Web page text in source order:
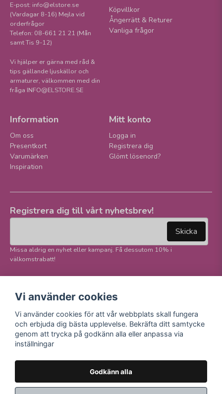
E-post: info@elstore.se
(Vardagar 8-16) Mejla vid
orderfrågor
Telefon: 08-661 21 21 (Mån
samt Tis 9-12)
Vi hjälper er gärna med råd &
tips gällande ljuskällor och
armaturer, välkommen med din
fråga INFO@ELSTORE.SE
Köpvillkor
Ångerrätt & Returer
Vanliga frågor
Information
Om oss
Presentkort
Varumärken
Inspiration
Mitt konto
Logga in
Registrera dig
Glömt lösenord?
Registrera dig till vårt nyhetsbrev!
Skicka
Missa aldrig en nyhet eller kampanj. Få dessutom 10% i
välkomstrabatt!
sociala medier!
Facebook
Instagram
Youtube
E-handel
Vi använder cookies
Vi använder cookies för att vår webbplats skall fungera
och erbjuda dig bästa upplevelse. Bekräfta ditt samtycke
genom att trycka på godkänn alla eller anpassa via
inställningar
Godkänn alla